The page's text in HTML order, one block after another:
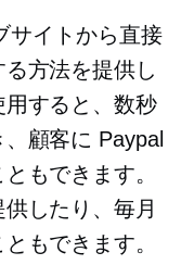
サイトから直接
方法を提供し
すると、数秒
顧客に Paypal
もできます。
したり、毎月
もできます。